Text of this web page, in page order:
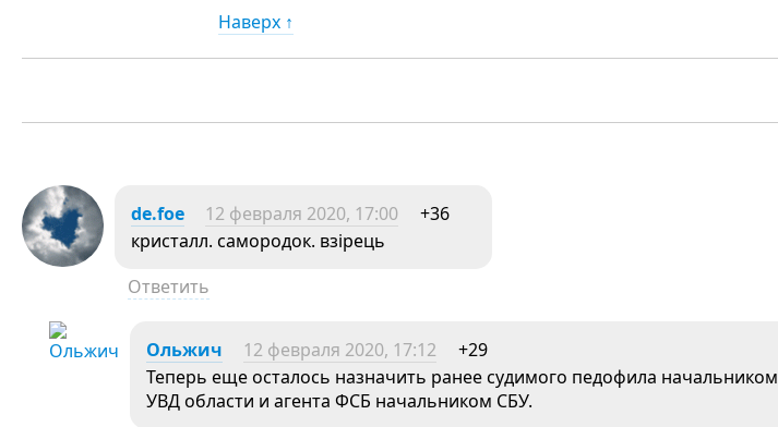
Наверх ↑
de.foe 12 февраля 2020, 17:00
+36
кристалл. самородок. взірець
Ответить
Ольжич 12 февраля 2020, 17:12
+29
Теперь еще осталось назначить ранее судимого педофила начальником
УВД области и агента ФСБ начальником СБУ.